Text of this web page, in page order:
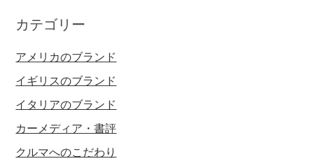
カテゴリー
アメリカのブランド
イギリスのブランド
イタリアのブランド
カーメディア・書評
クルマへのこだわり